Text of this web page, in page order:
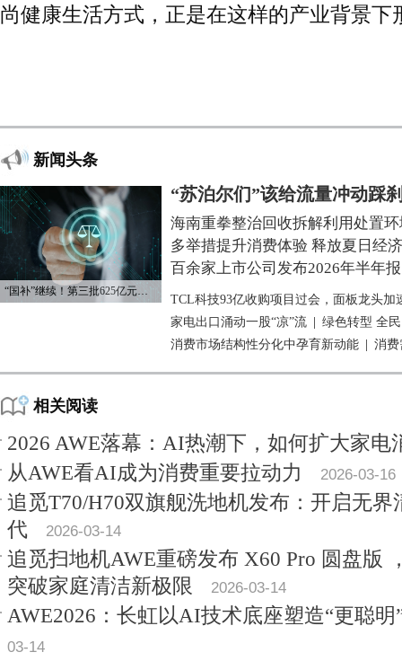
尚健康生活方式，正是在这样的产业背景下
新闻头条
“国补”继续！第三批625亿元资金已下达
“苏泊尔们”该给流量冲动踩
海南重拳整治回收拆解利用处置
多举措提升消费体验 释放夏日经
百余家上市公司发布2026年半年报
TCL科技93亿收购项目过会，面板龙头加
家电出口涌动一股“凉”流
绿色转型 全
消费市场结构性分化中孕育新动能
消费
相关阅读
2026 AWE落幕：AI热潮下，如何扩大家电
从AWE看AI成为消费重要拉动力
2026-03-16
追觅T70/H70双旗舰洗地机发布：开启无
代
2026-03-14
追觅扫地机AWE重磅发布 X60 Pro 圆盘版
突破家庭清洁新极限
2026-03-14
AWE2026：长虹以AI技术底座塑造“更聪明
03-14